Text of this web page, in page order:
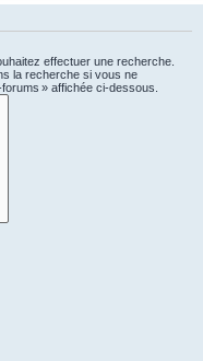
effectuer une recherche.
la recherche si vous ne
» affichée ci-dessous.